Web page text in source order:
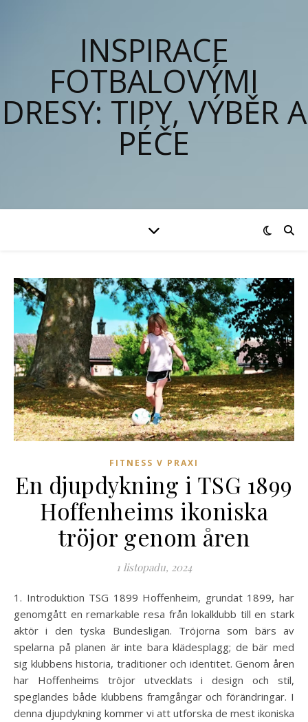
INSPIRACE
FOTBALOVÝMI
DRESY: TIPY, VÝBĚR A
PÉČE
FITNESS V PRAXI
En djupdykning i TSG 1899
Hoffenheims ikoniska
tröjor genom åren
1 listopadu, 2024
1. Introduktion TSG 1899 Hoffenheim, grundat 1899, har
genomgått en remarkable resa från lokalklubb till en stark
aktör i den tyska Bundesligan. Tröjorna som bärs av
spelarna på planen är inte bara klädesplagg; de bär med
sig klubbens historia, traditioner och identitet. Genom åren
har Hoffenheims tröjor utvecklats i design och stil,
speglandes både klubbens framgångar och förändringar. I
denna djupdykning kommer vi att utforska de mest ikoniska